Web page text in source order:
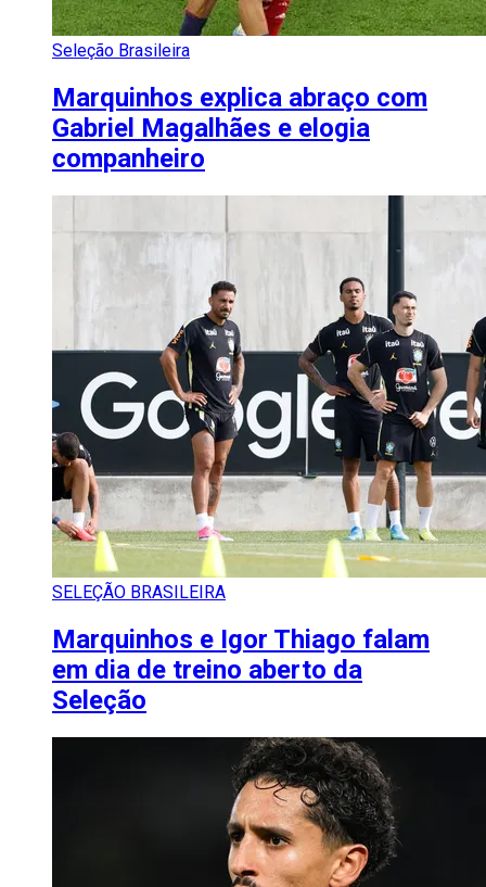
Seleção Brasileira
Marquinhos explica abraço com
Gabriel Magalhães e elogia
companheiro
SELEÇÃO BRASILEIRA
Marquinhos e Igor Thiago falam
em dia de treino aberto da
Seleção